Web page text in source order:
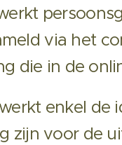
via het
die in de
enkel de
zijn voor de